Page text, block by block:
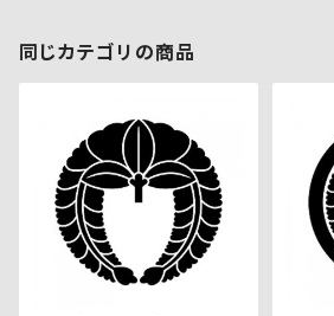
同じカテゴリの商品